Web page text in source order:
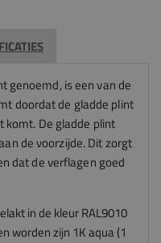
genoemd, is een van de
doordat de gladde plint
komt. De gladde plint
de voorzijde. Dit zorgt
dat de verflagen goed
in de kleur RAL9010
worden zijn 1K aqua (1